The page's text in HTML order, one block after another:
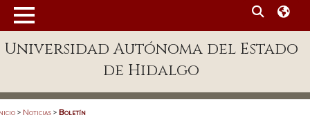
Enlaces
Universidad Autónoma del Estado
de Hidalgo
> Noticias > Boletín